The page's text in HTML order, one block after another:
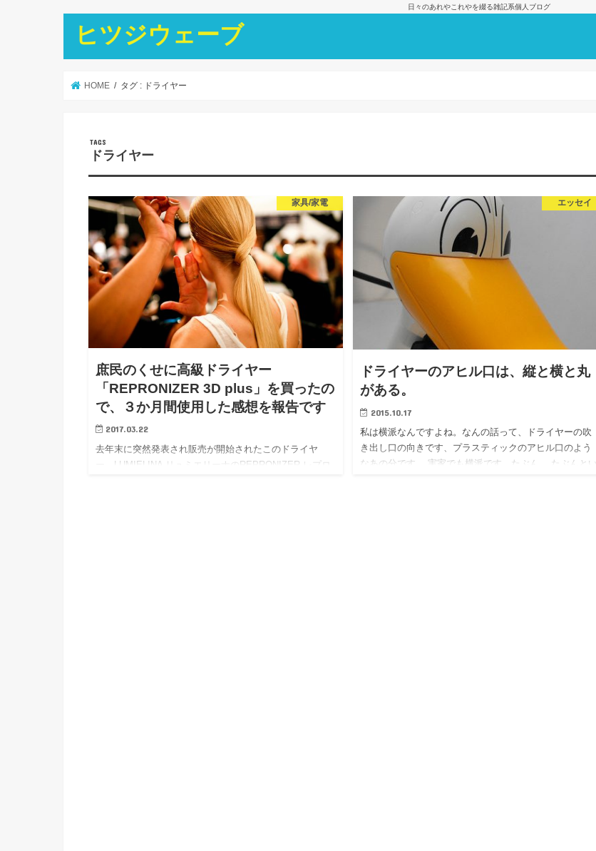
日々のあれやこれやを綴る雑記系個人ブログ
ヒツジウェーブ
HOME タグ : ドライヤー
ドライヤー
家具/家電
庶民のくせに高級ドライヤー
「REPRONIZER 3D plus」を買ったの
で、３か月間使用した感想を報告です
2017.03.22
去年末に突然発表され販売が開始されたこのドライヤ
ー、LUMIELINA リュミエリーナのREPRONIZER レプロ
エッセイ
ドライヤーのアヒル口は、縦と横と丸
がある。
2015.10.17
私は横派なんですよね。なんの話って、ドライヤーの吹
き出し口の向きです、プラスティックのアヒル口のよう
なあの分です。 実家でも横派です、たぶん。 たぶんとい